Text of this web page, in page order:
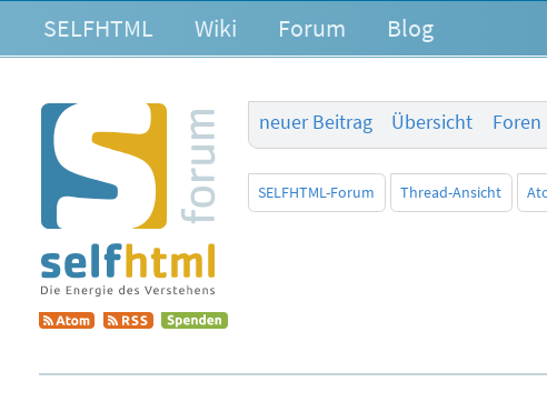
SELFHTML Wiki Forum Blog
neuer Beitrag
Übersicht Foren
SELFHTML-Forum Thread-Ansicht